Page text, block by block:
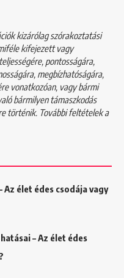
kizárólag szórakoztatási
kifejezett vagy
pontosságára,
megbízhatóságára,
vonatkozóan, vagy bármi
bármilyen támaszkodás
történik. További feltételek a
élet édes csodája vagy
– Az élet édes